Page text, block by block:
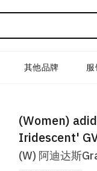
其他品牌 服
(Women)
Iridescent'
(W) 阿迪达斯